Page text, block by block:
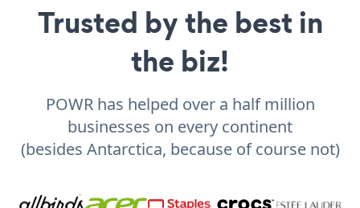
Trusted by the best in
the biz!
POWR has helped over a half million
businesses on every continent
(besides Antarctica, because of course not)